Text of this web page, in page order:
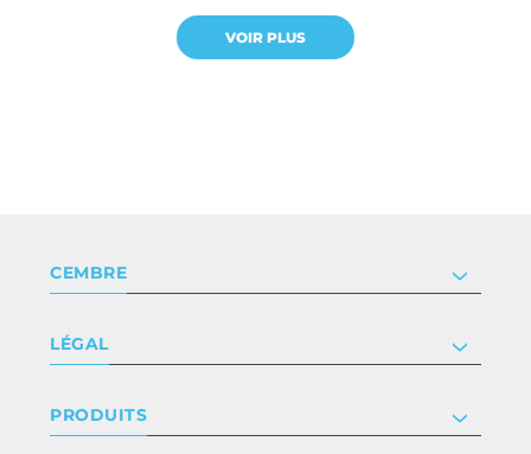
VOIR PLUS
CEMBRE
Société
Certificat
Nous rejoindre
LÉGAL
Termes et conditions
PRODUITS